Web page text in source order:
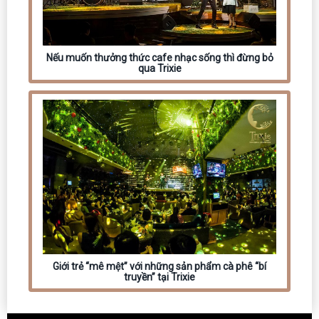
Nếu muốn thưởng thức cafe nhạc sống thì đừng bỏ
qua Trixie
Giới trẻ “mê mệt” với những sản phẩm cà phê “bí
truyền” tại Trixie